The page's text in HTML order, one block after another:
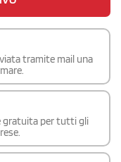
tramite mail una
gratuita per tutti gli